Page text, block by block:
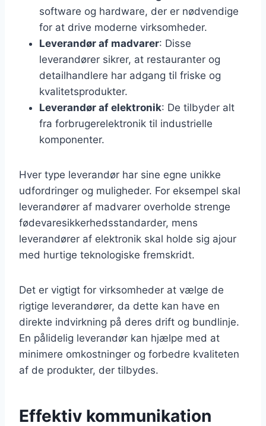
software og hardware, der er nødvendige
for at drive moderne virksomheder.
Leverandør af madvarer: Disse
leverandører sikrer, at restauranter og
detailhandlere har adgang til friske og
kvalitetsprodukter.
Leverandør af elektronik: De tilbyder alt
fra forbrugerelektronik til industrielle
komponenter.
Hver type leverandør har sine egne unikke
udfordringer og muligheder. For eksempel skal
leverandører af madvarer overholde strenge
fødevaresikkerhedsstandarder, mens
leverandører af elektronik skal holde sig ajour
med hurtige teknologiske fremskridt.
Det er vigtigt for virksomheder at vælge de
rigtige leverandører, da dette kan have en
direkte indvirkning på deres drift og bundlinje.
En pålidelig leverandør kan hjælpe med at
minimere omkostninger og forbedre kvaliteten
af de produkter, der tilbydes.
Effektiv kommunikation